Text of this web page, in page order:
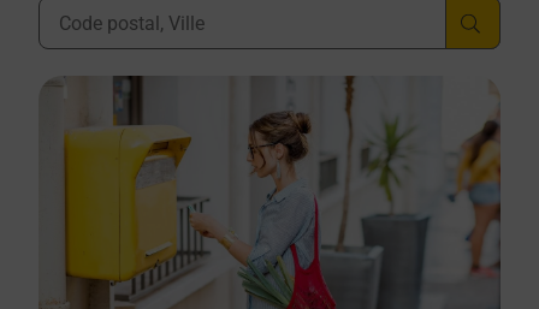
Ville, Département, Code Postal